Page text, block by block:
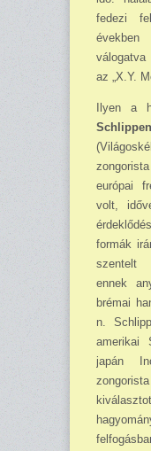
fedezi
években
az „X.Y.
Ilyen a
európai
volt,
formák
szentelt
ennek
brémai
n.
amerikai
japán